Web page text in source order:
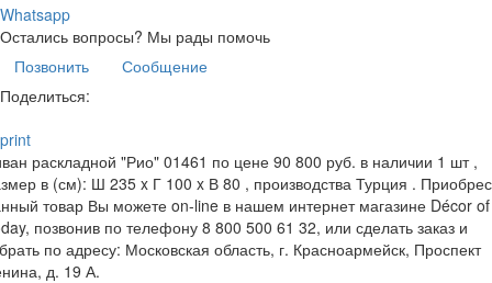
Whatsapp
Остались вопросы? Мы рады помочь
Позвонить
Сообщение
Поделиться:
print
раскладной "Рио" 01461 по цене 90 800 руб. в наличии 1 шт ,
в (см): Ш 235 x Г 100 x В 80 , производства Турция .
товар Вы можете on-line в нашем интернет магазине Décor of
позвонив по телефону 8 800 500 61 32, или сделать заказ и
по адресу: Московская область, г. Красноармейск, Проспект
д. 19 А.